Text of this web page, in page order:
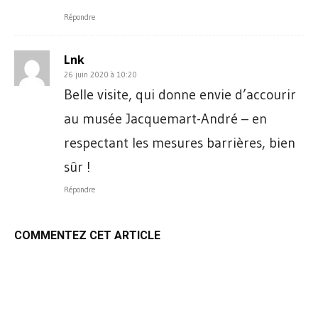
Répondre
Lnk
26 juin 2020 à 10:20
Belle visite, qui donne envie d’accourir
au musée Jacquemart-André – en
respectant les mesures barrières, bien
sûr !
Répondre
COMMENTEZ CET ARTICLE